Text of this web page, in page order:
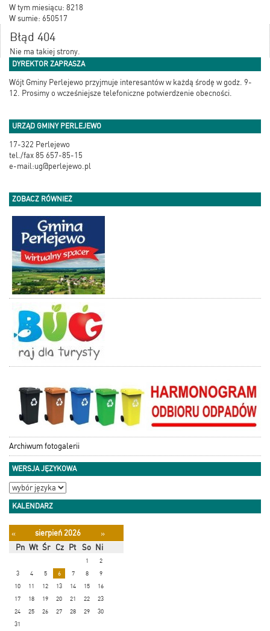
W tym miesiącu: 8218
W sumie: 650517
Błąd 404
Nie ma takiej strony.
DYREKTOR ZAPRASZA
Wójt Gminy Perlejewo przyjmuje interesantów w każdą środę w godz. 9-
12. Prosimy o wcześniejsze telefoniczne potwierdzenie obecności.
URZĄD GMINY PERLEJEWO
17-322 Perlejewo
tel./fax 85 657-85-15
e-mail:ug@perlejewo.pl
ZOBACZ RÓWNIEŻ
Archiwum fotogalerii
WERSJA JĘZYKOWA
KALENDARZ
« sierpień 2026
»
Pn Wt Śr Cz Pt So Ni
1
2
3
4 5 6 7 8
9
10
11 12 13 14 15
16
17
18 19 20 21 22
23
24
25 26 27 28 29
30
31